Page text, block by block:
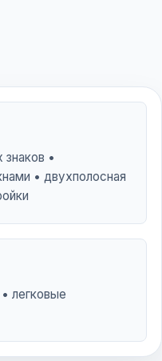
•
• двухполосная
легковые